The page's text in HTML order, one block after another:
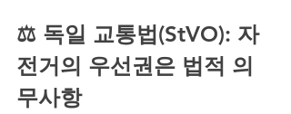
⚖️ 독일 교통법(StVO): 자
전거의 우선권은 법적 의
무사항